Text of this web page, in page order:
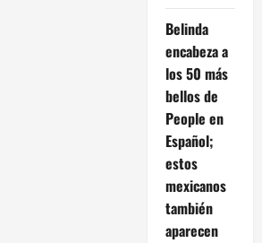
Belinda
encabeza a
los 50 más
bellos de
People en
Español;
estos
mexicanos
también
aparecen